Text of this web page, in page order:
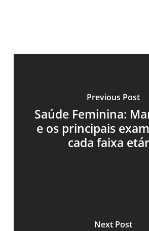
Previous Post
Saúde Feminina:
e os principais
cada faixa
Next Post